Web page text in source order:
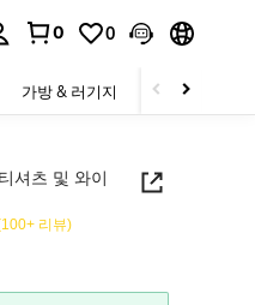
0 0
가방 & 러기지 스포츠 & 아웃
셔츠 및 와이
리뷰)